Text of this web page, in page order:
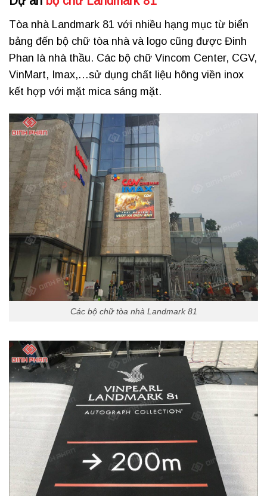
Tòa nhà Landmark 81 với nhiều hạng mục từ biển
bảng đến bộ chữ tòa nhà và logo cũng được Đinh
Phan là nhà thầu. Các bộ chữ Vincom Center, CGV,
VinMart, Imax,…sử dụng chất liệu hông viền inox
kết hợp với mặt mica sáng mặt.
Các bộ chữ tòa nhà Landmark 81